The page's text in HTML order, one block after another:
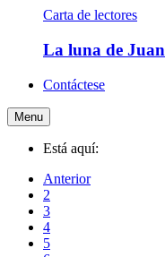
Carta de lectores
La luna de Juan
Contáctese
Menu
Está aquí:
Anterior
2
3
4
5